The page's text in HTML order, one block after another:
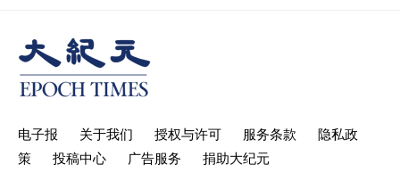
电子报 关于我们 授权与许可 服务条款
隐私政
策
投稿中心 广告服务 捐助大纪元